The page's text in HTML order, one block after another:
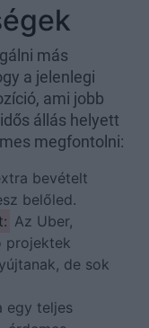
más
a jelenlegi
ami jobb
állás helyett
megfontolni:
bevételt
belőled.
Az Uber,
projektek
de sok
egy teljes